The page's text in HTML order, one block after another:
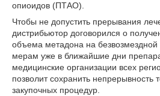
опиоидов (ПТАО).
Чтобы не допустить прерывания
дистрибьютор договорился о
объема метадона на безвозмездной
мерам уже в ближайшие дни
медицинские организации всех
позволит сохранить непрерывность
закупочных процедур.